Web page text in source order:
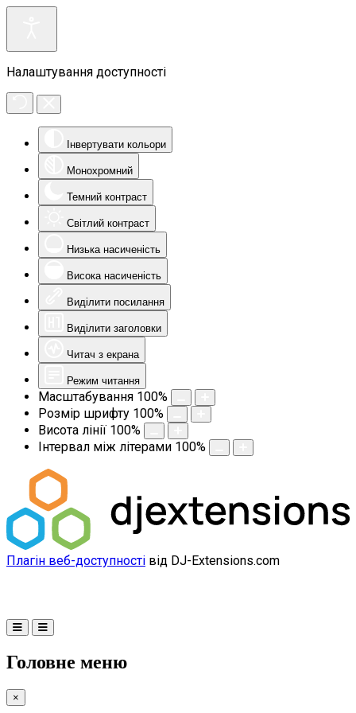
Налаштування доступності
Інвертувати кольори
Монохромний
Темний контраст
Світлий контраст
Низька насиченість
Висока насиченість
Виділити посилання
Виділити заголовки
Читач з екрана
Режим читання
Масштабування 100%
Розмір шрифту 100%
Висота лінії 100%
Інтервал між літерами 100%
Плагін веб-доступності від DJ-Extensions.com
Головне меню
×